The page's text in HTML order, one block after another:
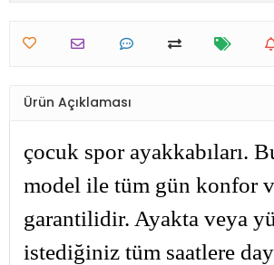
Ürün Açıklaması
çocuk spor ayakkabıları.
model ile tüm gün konfor
garantilidir. Ayakta veya
istediğiniz tüm saatlere